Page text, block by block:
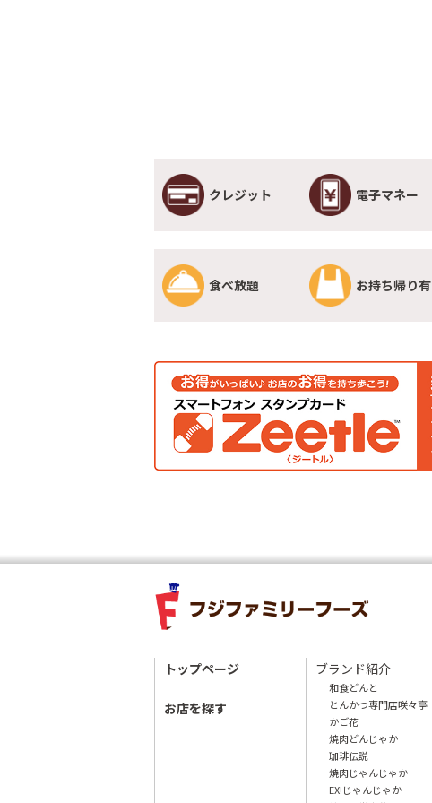
クレジット 電子マネー
食べ放題 お持ち帰り有
トップページ
お店を探す
ブランド紹介
和食どんと
とんかつ専門店咲々亭
かご花
焼肉どんじゃか
珈琲伝説
焼肉じゃんじゃか
EX!じゃんじゃか